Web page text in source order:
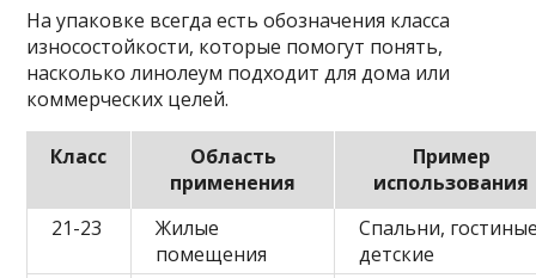
На упаковке всегда есть обозначения класса
износостойкости, которые помогут понять,
насколько линолеум подходит для дома или
коммерческих целей.
Класс
Область
применения
Пример
использования
21-23
Жилые
помещения
Спальни,
детские